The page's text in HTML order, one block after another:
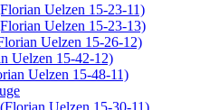
Uelzen 15-23-11)
Uelzen 15-23-13)
Uelzen 15-26-12)
Uelzen 15-42-12)
Uelzen 15-48-11)
Uelzen 15-30-11)